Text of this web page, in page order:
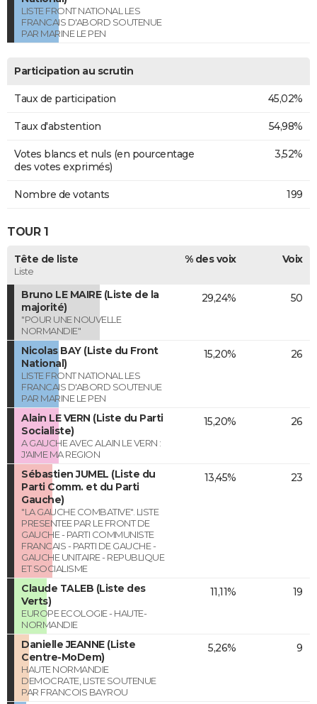
LISTE FRONT NATIONAL LES
FRANCAIS D'ABORD SOUTENUE
PAR MARINE LE PEN
Participation au scrutin
Taux de participation 45,02%
Taux d'abstention 54,98%
Votes blancs et nuls (en pourcentage
des votes exprimés)
3,52%
Nombre de votants 199
TOUR 1
Tête de liste
Liste
% des voix Voix
Bruno LE MAIRE (Liste de la
majorité)
"POUR UNE NOUVELLE
NORMANDIE"
29,24% 50
Nicolas BAY (Liste du Front
National)
LISTE FRONT NATIONAL LES
FRANCAIS D'ABORD SOUTENUE
PAR MARINE LE PEN
15,20% 26
Alain LE VERN (Liste du Parti
Socialiste)
A GAUCHE AVEC ALAIN LE VERN :
J'AIME MA REGION
15,20% 26
Sébastien JUMEL (Liste du
Parti Comm. et du Parti
Gauche)
"LA GAUCHE COMBATIVE". LISTE
PRESENTEE PAR LE FRONT DE
GAUCHE - PARTI COMMUNISTE
FRANCAIS - PARTI DE GAUCHE -
GAUCHE UNITAIRE - REPUBLIQUE
ET SOCIALISME
13,45% 23
Claude TALEB (Liste des
Verts)
EUROPE ECOLOGIE - HAUTE-
NORMANDIE
11,11% 19
Danielle JEANNE (Liste
Centre-MoDem)
HAUTE NORMANDIE
DEMOCRATE, LISTE SOUTENUE
PAR FRANCOIS BAYROU
5,26% 9